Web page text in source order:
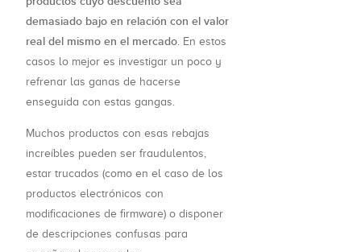
demasiado bajo en relación con el valor
real del mismo en el mercado. En estos
casos lo mejor es investigar un poco y
refrenar las ganas de hacerse
enseguida con estas gangas.
Muchos productos con esas rebajas
increíbles pueden ser fraudulentos,
estar trucados (como en el caso de los
productos electrónicos con
modificaciones de firmware) o disponer
de descripciones confusas para